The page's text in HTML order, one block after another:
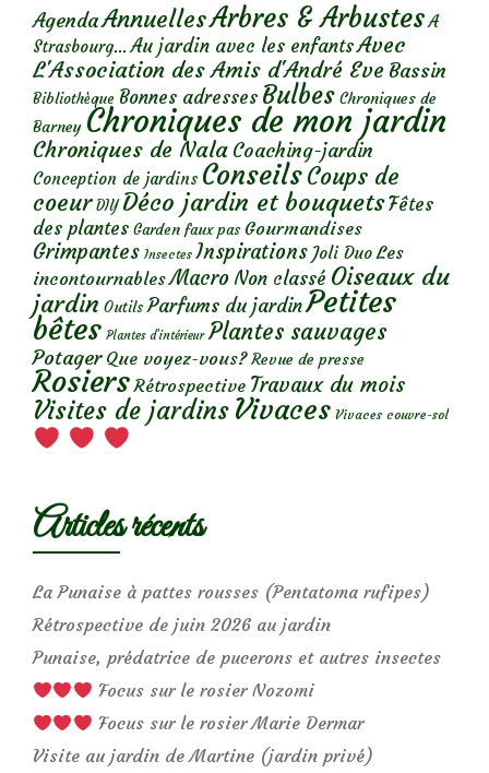
AgendaAnnuellesArbres & Arbustes A
Strasbourg... Au jardin avec les enfantsAvec
L'Association des Amis d'André Eve Bassin
Bibliothèque Bonnes adresses Bulbes Chroniques de
Barney Chroniques de mon jardin
Chroniques de Nala Coaching-jardin
Conception de jardins ConseilsCoups de
coeur DIY Déco jardin et bouquetsFêtes
des plantes Garden faux pas Gourmandises
Grimpantes Insectes Inspirations Joli Duo Les
incontournables Macro Non classé Oiseaux du
jardin Outils Parfums du jardinPetites
bêtes Plantes d’intérieur Plantes sauvages
Potager Que voyez-vous? Revue de presse
Rosiers Rétrospective Travaux du mois
Visites de jardins Vivaces Vivaces couvre-sol
Articles récents
La Punaise à pattes rousses (Pentatoma rufipes)
Rétrospective de juin 2026 au jardin
Punaise, prédatrice de pucerons et autres insectes
Focus sur le rosier Nozomi
Focus sur le rosier Marie Dermar
Visite au jardin de Martine (jardin privé)